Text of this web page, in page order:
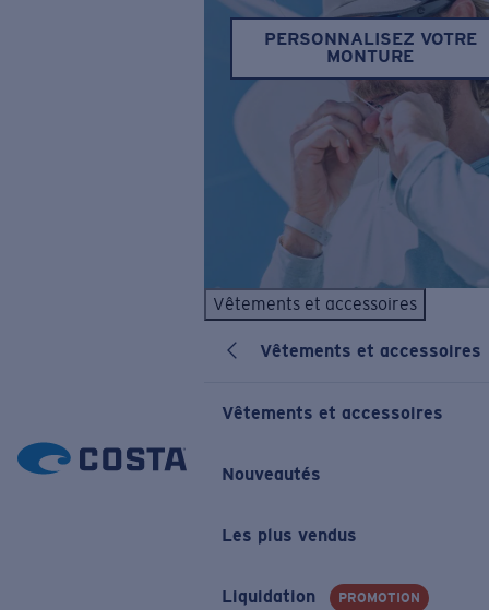
PERSONNALISEZ VOTRE
MONTURE
Vêtements et accessoires
Vêtements et accessoires
Vêtements et accessoires
Nouveautés
Les plus vendus
Liquidation PROMOTION